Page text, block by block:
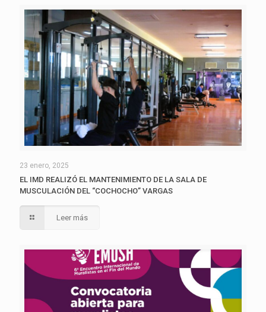
23 enero, 2025
EL IMD REALIZÓ EL MANTENIMIENTO DE LA SALA DE
MUSCULACIÓN DEL “COCHOCHO” VARGAS
Leer más